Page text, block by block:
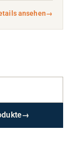
ansehen→
→